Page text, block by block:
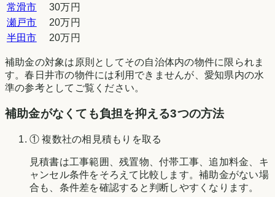
常滑市
30万円
瀬戸市
20万円
半田市
20万円
補助金の対象は原則としてその自治体内の物件に限られま
す。春日井市の物件には利用できませんが、 愛知県内の水
準の参考としてご覧ください。
補助金がなくても負担を抑える3つの方法
① 複数社の相見積もりを取る
見積書は工事範囲、残置物、付帯工事、追加料金、キ
ャンセル条件をそろえて比較します。補助金がない場
合も、条件差を確認すると判断しやすくなります。